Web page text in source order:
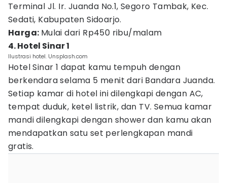
Terminal Jl. Ir. Juanda No.1, Segoro Tambak, Kec.
Sedati, Kabupaten Sidoarjo.
Harga: Mulai dari Rp450 ribu/malam
4. Hotel Sinar 1
Ilustrasi hotel. Unsplash.com
Hotel Sinar 1 dapat kamu tempuh dengan
berkendara selama 5 menit dari Bandara Juanda.
Setiap kamar di hotel ini dilengkapi dengan AC,
tempat duduk, ketel listrik, dan TV. Semua kamar
mandi dilengkapi dengan shower dan kamu akan
mendapatkan satu set perlengkapan mandi
gratis.